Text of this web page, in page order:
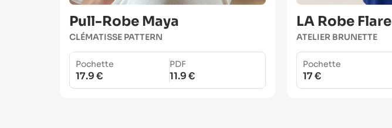
Pull-Robe Maya
CLÉMATISSE PATTERN
Pochette
17.9 €
PDF
11.9 €
LA Robe Flare
ATELIER BRUNETTE
Pochette
17 €